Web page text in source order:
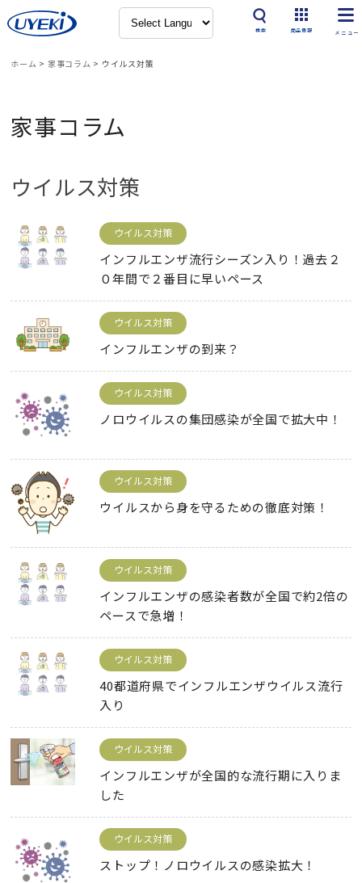
検索 商品情報
ホーム > 家事コラム > ウイルス対策
家事コラム
ウイルス対策
ウイルス対策
インフルエンザ流行シーズン入り！過去２
０年間で２番目に早いペース
ウイルス対策
インフルエンザの到来？
ウイルス対策
ノロウイルスの集団感染が全国で拡大中！
ウイルス対策
ウイルスから身を守るための徹底対策！
ウイルス対策
インフルエンザの感染者数が全国で約2倍の
ペースで急増！
ウイルス対策
40都道府県でインフルエンザウイルス流行
入り
ウイルス対策
インフルエンザが全国的な流行期に入りま
した
ウイルス対策
ストップ！ノロウイルスの感染拡大！